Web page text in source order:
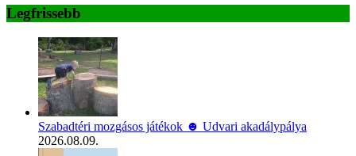
Legfrissebb
Szabadtéri mozgásos játékok ☻ Udvari akadálypálya
2026.08.09.